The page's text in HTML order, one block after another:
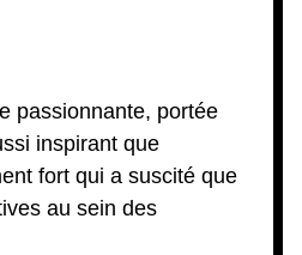
passionnante, portée
inspirant que
fort qui a suscité que
au sein des